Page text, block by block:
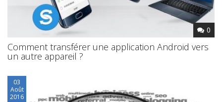
0
Comment transférer une application Android vers
un autre appareil ?
03
Août
2016